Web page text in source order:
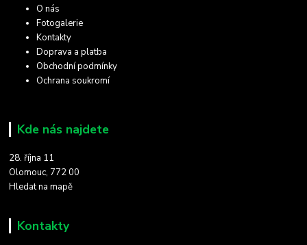
O nás
Fotogalerie
Kontakty
Doprava a platba
Obchodní podmínky
Ochrana soukromí
Kde nás najdete
28. října 11
Olomouc, 772 00
Hledat na mapě
Kontakty